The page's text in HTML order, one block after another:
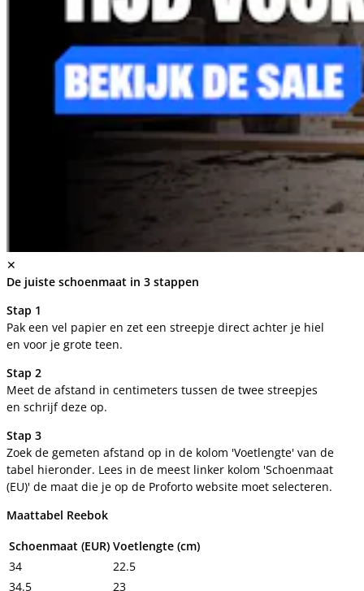
✕
De juiste schoenmaat in 3 stappen
Stap 1
Pak een vel papier en zet een streepje direct achter je hiel
en voor je grote teen.
Stap 2
Meet de afstand in centimeters tussen de twee streepjes
en schrijf deze op.
Stap 3
Zoek de gemeten afstand op in de kolom 'Voetlengte' van de
tabel hieronder. Lees in de meest linker kolom 'Schoenmaat
(EU)' de maat die je op de Proforto website moet selecteren.
Maattabel Reebok
Schoenmaat (EUR) Voetlengte (cm)
34
22.5
34.5
23